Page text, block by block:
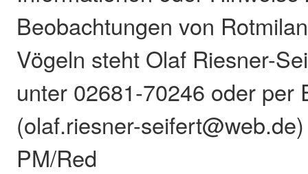
Beobachtungen von
Vögeln steht Olaf Riesner-
unter 02681-70246 oder per
(olaf.riesner-
PM/Red